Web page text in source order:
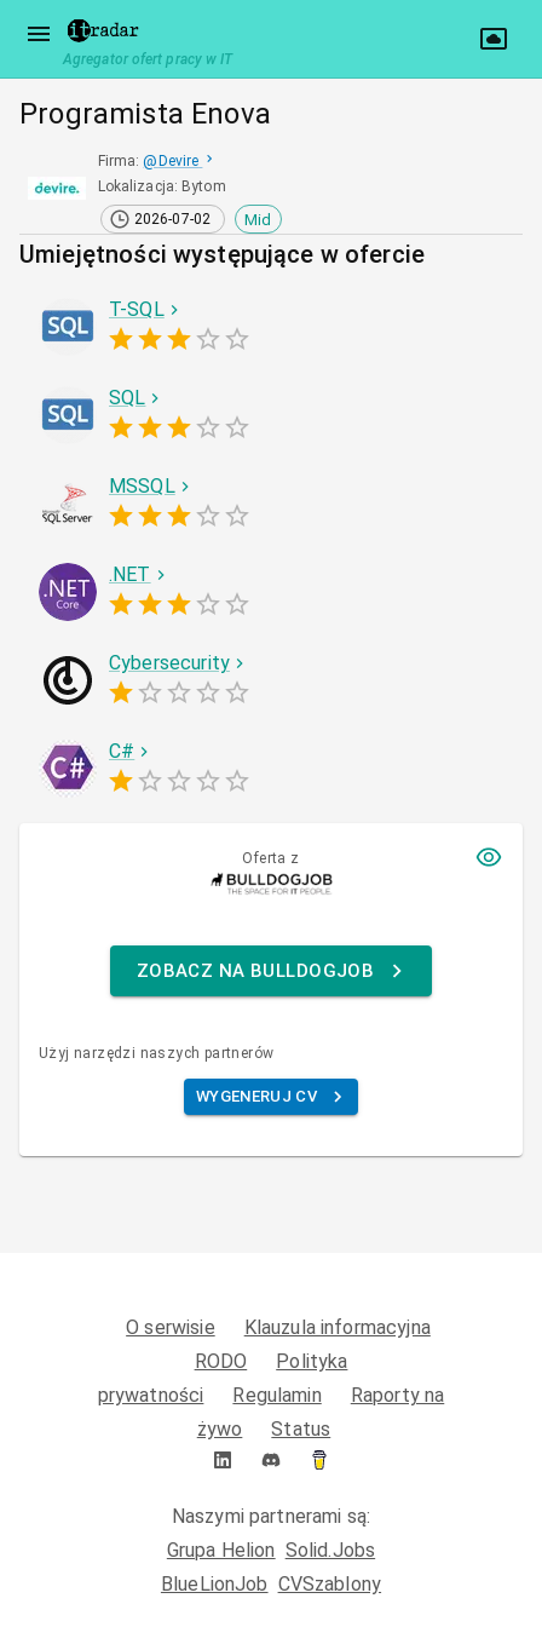
Agregator ofert pracy w IT
Programista Enova
Firma: @ Devire
Lokalizacja: Bytom
2026-07-02
Mid
Umiejętności występujące w ofercie
T-SQL
SQL
MSSQL
.NET
Cybersecurity
C#
Oferta z
ZOBACZ NA BULLDOGJOB
Użyj narzędzi naszych partnerów
WYGENERUJ CV
O serwisie
Klauzula informacyjna
RODO
Polityka
prywatności
Regulamin
Raporty na
żywo
Status
Naszymi partnerami są:
Grupa Helion Solid.Jobs
BlueLionJob CVSzablony